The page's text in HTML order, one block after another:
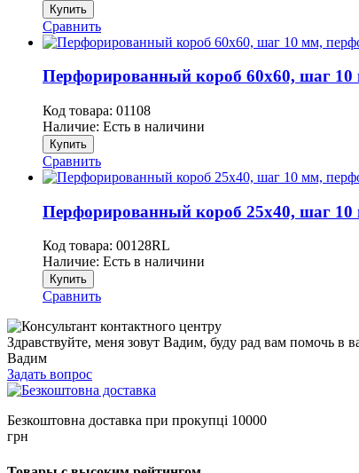
Купить
Сравнить
Перфорированный короб 60х60, шаг 10
Код товара: 01108
Наличие: Есть в наличини
Купить
Сравнить
Перфорированный короб 25х40, шаг 10
Код товара: 00128RL
Наличие: Есть в наличини
Купить
Сравнить
Здравствуйте, меня зовут Вадим, буду рад вам помочь в
Вадим
Задать вопрос
Безкоштовна доставка при прокупці 10000
грн